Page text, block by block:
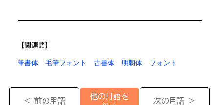
【​関連語】
筆書体 毛筆フォント 古書体 明朝体 フォント
＜ 前の用語
他の用語を
次の用語 ＞